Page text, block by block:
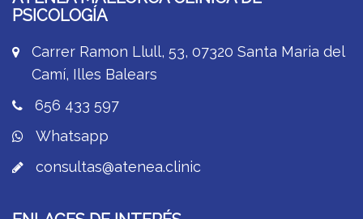
PSICOLOGÍA
Carrer Ramon Llull, 53, 07320 Santa Maria del
Camí, Illes Balears
656 433 597
Whatsapp
consultas@atenea.clinic